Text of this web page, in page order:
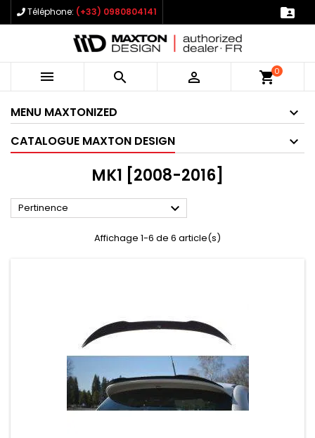
Téléphone: (+33) 0980804141 
   shopping_cart0
MENU MAXTONIZED
CATALOGUE MAXTON DESIGN
MK1 [2008-2016]
Pertinence 
Affichage 1-6 de 6 article(s)